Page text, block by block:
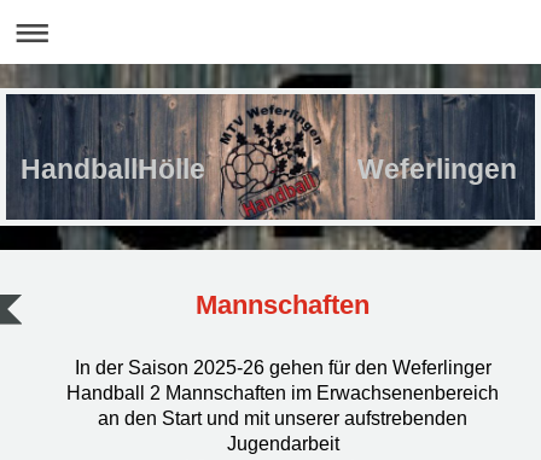
HandballHölle Weferlingen
Mannschaften
In der Saison 2025-26 gehen für den Weferlinger
Handball 2 Mannschaften im Erwachsenenbereich
an den Start und mit unserer aufstrebenden
Jugendarbeit